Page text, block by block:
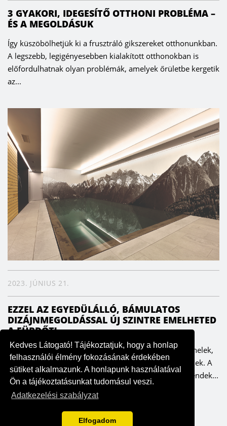
Kedves Látogató! Tájékoztatjuk, hogy a honlap
felhasználói élmény fokozásának érdekében
sütiket alkalmazunk. A honlapunk használatával
Ön a tájékoztatásunkat tudomásul veszi.
Adatkezelési szabályzat
Elfogadom
3 GYAKORI, IDEGESÍTŐ OTTHONI PROBLÉMA –
ÉS A MEGOLDÁSUK
Így küszöbölhetjük ki a frusztráló gikszereket otthonunkban.
A legszebb, legigényesebben kialakított otthonokban is
előfordulhatnak olyan problémák, amelyek őrületbe kergetik
az...
2023. JÚNIUS 21.
EZZEL AZ EGYEDÜLÁLLÓ, BÁMULATOS
DIZÁJNMEGOLDÁSSAL ÚJ SZINTRE EMELHETED
A FÜRDŐT!
Innovatív technológiával készülnek a lenyűgöző falpanelek,
amelyek a vizes helyiségekben is tökéletesen működnek. A
LICO két elképesztő falpanel-kollekciója a legújabb trendek...